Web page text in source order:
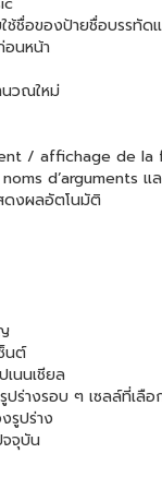
ช้ชื่อของป้ายชื่อบรรทัด
นหน้า
วณใหม่
/ affichage de la
d’arguments แ
ดงผลอัตโนมัติ
นต์
นนเชียล
ร่างรอบ ๆ เซลล์ที่เลือ
รูปร่าง
จุบัน